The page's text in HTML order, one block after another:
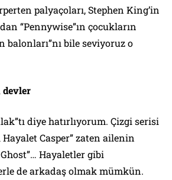
palyaçoları, Stephen King’in
“Pennywise”ın çocukların
balonları”nı bile seviyoruz o
devler
diye hatırlıyorum. Çizgi serisi
Casper” zaten ailenin
… Hayaletler gibi
de arkadaş olmak mümkün.